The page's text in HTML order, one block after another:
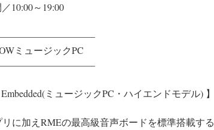
10:00～19:00
ミュージックPC
Embedded(ミュージックPC・ハイエンドモデル) 】
リに加えRMEの最高級音声ボードを標準搭載する